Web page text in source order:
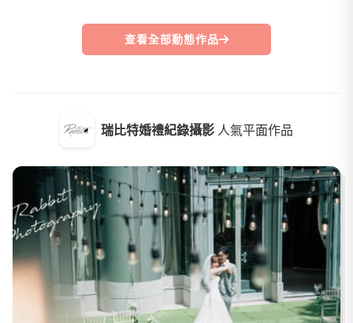
瑞比特婚禮紀錄攝影 人氣平面作品
查看全部動態作品